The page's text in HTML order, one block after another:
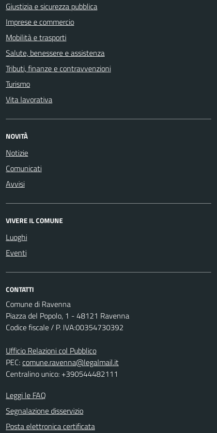
Giustizia e sicurezza pubblica
Imprese e commercio
Mobilità e trasporti
Salute, benessere e assistenza
Tributi, finanze e contravvenzioni
Turismo
Vita lavorativa
NOVITÀ
Notizie
Comunicati
Avvisi
VIVERE IL COMUNE
Luoghi
Eventi
CONTATTI
Comune di Ravenna
Piazza del Popolo, 1 - 48121 Ravenna
Codice fiscale / P. IVA:00354730392
Ufficio Relazioni col Pubblico
PEC:comune.ravenna@legalmail.it
Centralino unico: +390544482111
Leggi le FAQ
Segnalazione disservizio
Posta elettronica certificata